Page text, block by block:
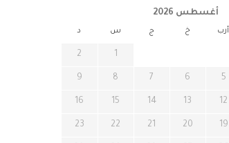
أغسطس 2026
أرب خ ج س د
1
2
5
6
7
8
9
12
13
14
15
16
19
20
21
22
23